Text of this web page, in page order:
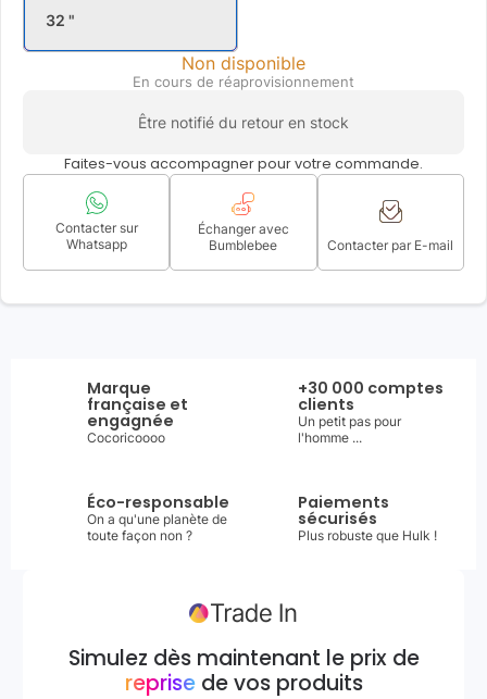
32 "
Non disponible
En cours de réaprovisionnement
Être notifié du retour en stock
Faites-vous accompagner pour votre commande.
Contacter sur
Whatsapp
Échanger avec
Bumblebee
Contacter par E-mail
Marque
française et
engagnée
Cocoricoooo
+30 000 comptes
clients
Un petit pas pour
l'homme ...
Éco-responsable
On a qu'une planète de
toute façon non ?
Paiements
sécurisés
Plus robuste que Hulk !
Simulez dès maintenant le prix de
reprisede vos produits